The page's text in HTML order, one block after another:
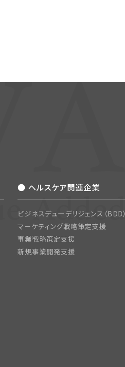
● ヘルスケア関連企業
ビジネスデューデリジェンス（BDD）
マーケティング戦略策定支援
事業戦略策定支援
新規事業開発支援